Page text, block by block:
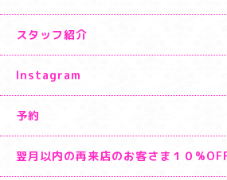
スタッフ紹介
Instagram
予約
翌月以内の再来店のお客さま１０